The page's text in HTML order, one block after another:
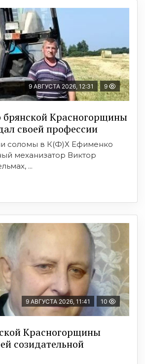
9 АВГУСТА 2026, 12:31 9
брянской Красногорщины
своей профессии
соломы в К(Ф)Х Ефименко
механизатор Виктор
...
9 АВГУСТА 2026, 11:41 10
Красногорщины
созидательной